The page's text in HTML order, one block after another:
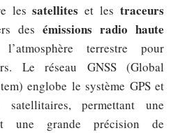
lessatellites et lestraceurs
des émissions radio haute
terrestre pour
Le réseau GNSS (Global
englobe le système GPS et
satellitaires, permettant une
une grande précision de